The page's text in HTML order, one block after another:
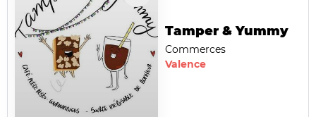
Tamper & Yummy
Commerces
Valence